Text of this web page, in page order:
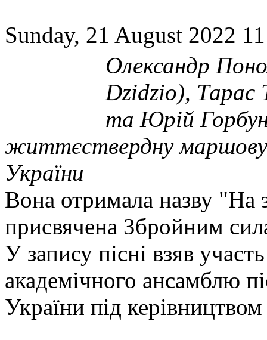
Sunday, 21 August 2022
Олександр
Dzidzio), Тарас
та Юрій
життєствердну
України
Вона отримала назву "На
присвячена Збройним
У запису пісні взяв
академічного ансамблю
України під